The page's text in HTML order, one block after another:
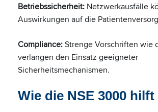
Betriebssicherheit: Netzwerkausfälle
Auswirkungen auf die
Compliance:Strenge Vorschriften wie
verlangen den Einsatz geeigneter
Sicherheitsmechanismen.
Wie die NSE 3000 hilft